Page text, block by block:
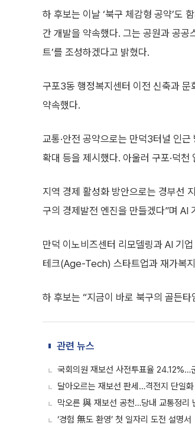
하 후보는 이날 ‘북구 체감형 공약’도
간 개발을 약속했다. 그는 공원과 공공
트’를 조성하겠다고 밝혔다.
구포3동 행정복지센터 이전 신축과 문
약속했다.
교통·안전 공약으로는 만덕3터널 인
확대 등을 제시했다. 아울러 구포·덕
지역 경제 활성화 방안으로는 경부선
구의 경제발전 엔진을 만들겠다”며 AI
만덕 이노비즈센터 리모델링과 AI 기
테크(Age-Tech) 스타트업과 재가복지
하 후보는 “지금이 바로 북구의 골든
관련 뉴스
국회의원 재보선 사전투표율 24.12%…
달아오르는 재보선 판세…격전지 단일
막오른 與 재보선 공천…당내 교통정리
‘경험 無도 환영’ 첫 일자리 도전 설명서